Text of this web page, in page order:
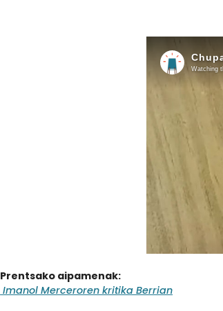
Prentsako aipamenak:
Imanol Merceroren kritika Berrian